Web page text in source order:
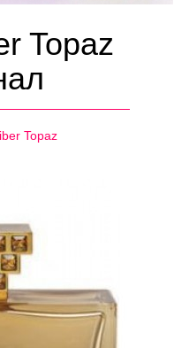
Topaz
Topaz